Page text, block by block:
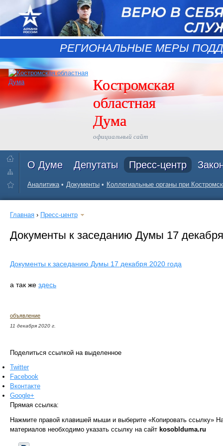
РЕГИОНАЛЬНЫЕ МЕРЫ
Костромская
областная
Дума
официальный сайт
О Думе Депутаты Пресс-центр
Аналитика Документы Коллегиальные органы при
Главная › Пресс-центр
Документы к заседанию Думы 17
Документы к заседанию Думы 17 декабря 2020 года
а так же здесь
объявление
11 декабря 2020 г.
Поделиться ссылкой на выделенное
Twitter
Facebook
Вконтакте
Google+
Прямая ссылка:
Нажмите правой клавишей мыши и выберите «Копировать ссылку»
материалов необходимо указать ссылку на сайт kosoblduma.ru